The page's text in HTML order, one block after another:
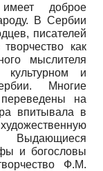
доброе
В Сербии
писателей
как
мыслителя
культурном и
Многие
на
впитывала в
Выдающиеся
и богословы
Ф.М.